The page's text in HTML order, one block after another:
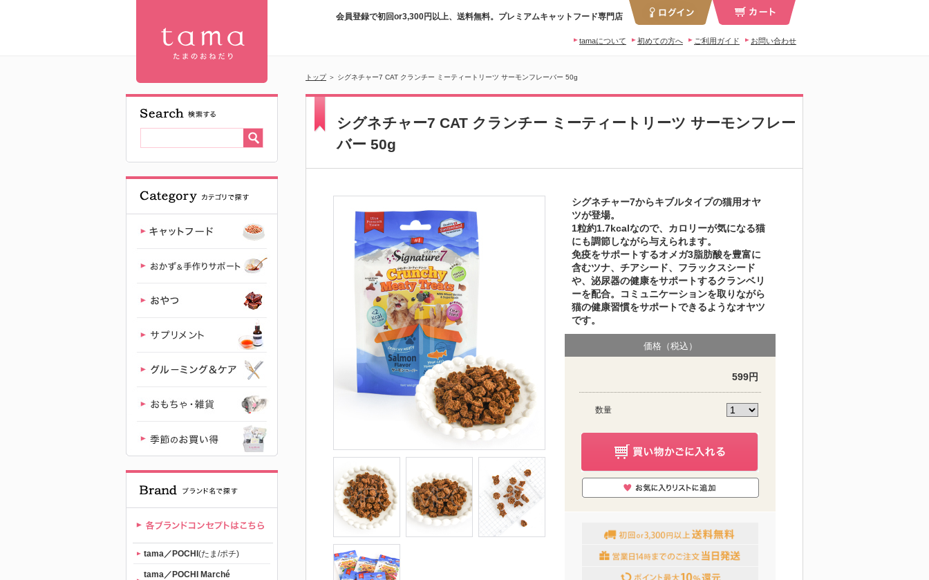
シグネチャ
ー7 CAT ク
ランチー ミ
ーティート
リーツ サー
モンフレー
バー 50g | プ
レミアムキ
ャットフー
ド専門店
「たまのお
ねだり
（tama）」
公式サイト |
【公式】プ
会員登録で初回or3,300円以上、送料無料。プレミアムキャットフード専門店
お問い合わせ
ご利用ガイド
初めての方へ
tamaについて
トップ＞ シグネチャー7 CAT クランチー ミーティートリーツ サーモンフレーバー 50g
tama／POCHI (たま/ポチ)
tama／POCHI Marché
シグネチャー7 CAT クランチー ミーティートリーツ サーモンフレー
バー 50g
シグネチャー7からキブルタイプの猫用オヤ
ツが登場。
1粒約1.7kcalなので、カロリーが気になる猫
にも調節しながら与えられます。
免疫をサポートするオメガ3脂肪酸を豊富に
含むツナ、チアシード、フラックスシード
や、泌尿器の健康をサポートするクランベリ
ーを配合。コミュニケーションを取りながら
猫の健康習慣をサポートできるようなオヤツ
です。
価格（税込）
599円
数量